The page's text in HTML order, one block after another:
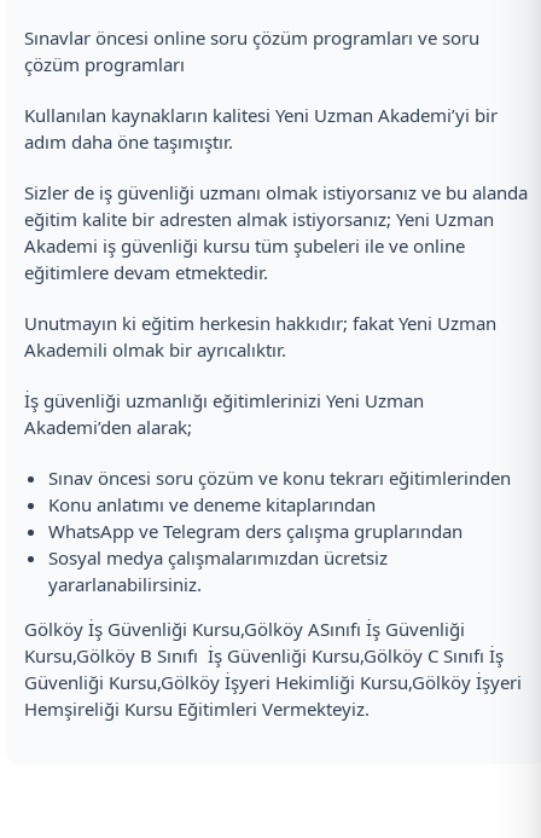
Sınavlar öncesi online soru çözüm programları ve soru
çözüm programları
Kullanılan kaynakların kalitesi Yeni Uzman Akademi’yi bir
adım daha öne taşımıştır.
Sizler de iş güvenliği uzmanı olmak istiyorsanız ve bu alanda
eğitim kalite bir adresten almak istiyorsanız; Yeni Uzman
Akademi iş güvenliği kursu tüm şubeleri ile ve online
eğitimlere devam etmektedir.
Unutmayın ki eğitim herkesin hakkıdır; fakat Yeni Uzman
Akademili olmak bir ayrıcalıktır.
İş güvenliği uzmanlığı eğitimlerinizi Yeni Uzman
Akademi’den alarak;
Sınav öncesi soru çözüm ve konu tekrarı eğitimlerinden
Konu anlatımı ve deneme kitaplarından
WhatsApp ve Telegram ders çalışma gruplarından
Sosyal medya çalışmalarımızdan ücretsiz
yararlanabilirsiniz.
Gölköy İş Güvenliği Kursu,Gölköy ASınıfı İş Güvenliği
Kursu,Gölköy B Sınıfı İş Güvenliği Kursu,Gölköy C Sınıfı İş
Güvenliği Kursu,Gölköy İşyeri Hekimliği Kursu,Gölköy İşyeri
Hemşireliği Kursu Eğitimleri Vermekteyiz.